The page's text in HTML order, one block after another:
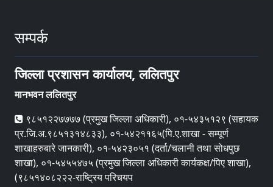
सम्पर्क
जिल्ला प्रशासन कार्यालय, ललितपुर
मानभवन ललितपुर
९८५१२२७७७७ (प्रमुख जिल्ला अधिकारी), ०१-५४३५१२९ (सहायक
प्र.जि.अ.९८५१३१४८३३), ०१-५४२११६५(पि.ए.शाखा - सम्पूर्ण
शाखाहरुबारे जानकारी), ०१-५४२३०५१ (दर्ता/चलानी तथा सोधपुछ
शाखा), ०१-५४५५४७५ (प्रमुख जिल्ला अधिकारी कार्यकक्ष/पिए शाखा),
(९८५१४०८२२२-राष्ट्रिय परिचयप